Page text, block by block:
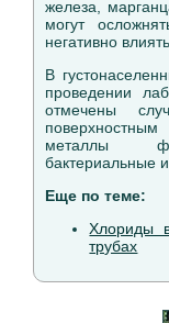
железа,
могут
негативно
В
проведении
отмечены
металлы
бактериальные
Еще по теме:
Хлориды
трубах